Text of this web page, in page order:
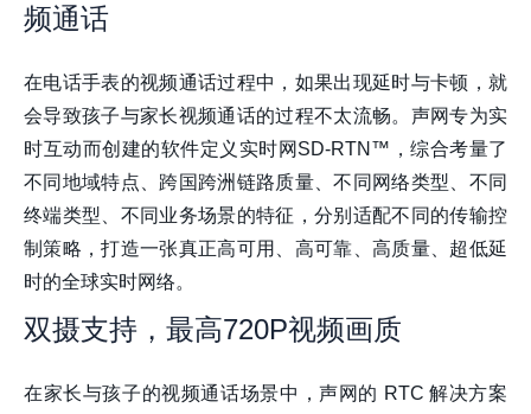
频通话
在电话手表的视频通话过程中，如果出现延时与卡顿，就
会导致孩子与家长视频通话的过程不太流畅。声网专为实
时互动而创建的软件定义实时网SD-RTN™，综合考量了
不同地域特点、跨国跨洲链路质量、不同网络类型、不同
终端类型、不同业务场景的特征，分别适配不同的传输控
制策略，打造一张真正高可用、高可靠、高质量、超低延
时的全球实时网络。
双摄支持，最高720P视频画质
在家长与孩子的视频通话场景中，声网的 RTC 解决方案